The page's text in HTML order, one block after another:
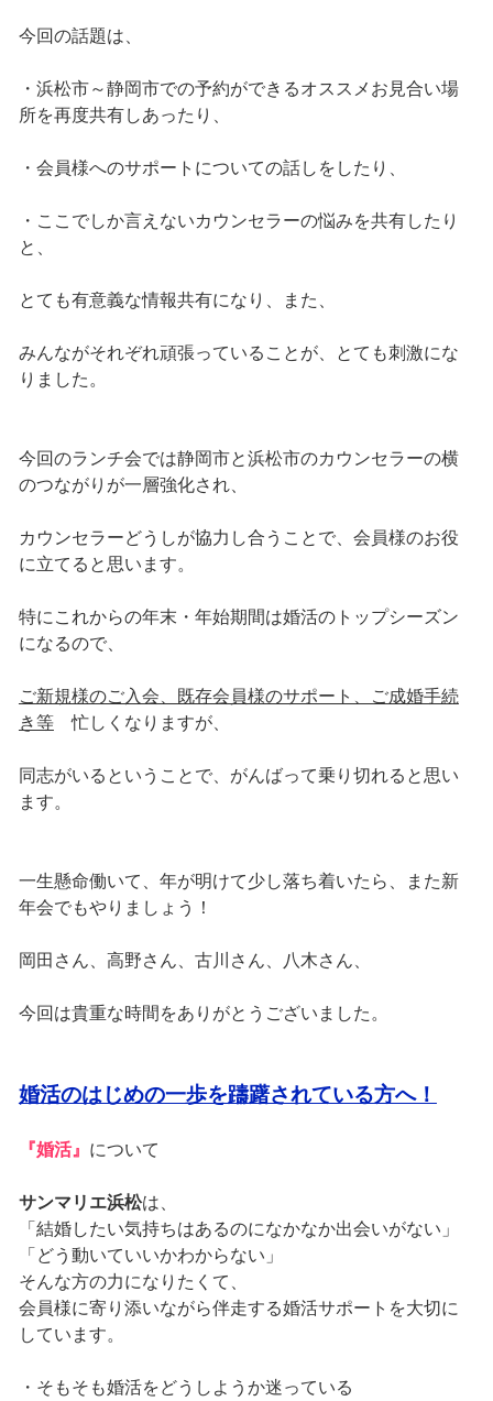
今回の話題は、
・浜松市～静岡市での予約ができるオススメお見合い場
所を再度共有しあったり、
・会員様へのサポートについての話しをしたり、
・ここでしか言えないカウンセラーの悩みを共有したり
と、
とても有意義な情報共有になり、また、
みんながそれぞれ頑張っていることが、とても刺激にな
りました。
今回のランチ会では静岡市と浜松市のカウンセラーの横
のつながりが一層強化され、
カウンセラーどうしが協力し合うことで、会員様のお役
に立てると思います。
特にこれからの年末・年始期間は婚活のトップシーズン
になるので、
ご新規様のご入会、既存会員様のサポート、ご成婚手続
き等忙しくなりますが、
同志がいるということで、がんばって乗り切れると思い
ます。
一生懸命働いて、年が明けて少し落ち着いたら、また新
年会でもやりましょう！
岡田さん、高野さん、古川さん、八木さん、
今回は貴重な時間をありがとうございました。
婚活のはじめの一歩を躊躇されている方へ！
『婚活』 について
サンマリエ浜松は、
「結婚したい気持ちはあるのになかなか出会いがない」
「どう動いていいかわからない」
そんな方の力になりたくて、
会員様に寄り添いながら伴走する婚活サポートを大切に
しています。
・そもそも婚活をどうしようか迷っている